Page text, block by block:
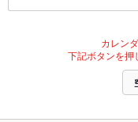
カレン
下記ボタンを押